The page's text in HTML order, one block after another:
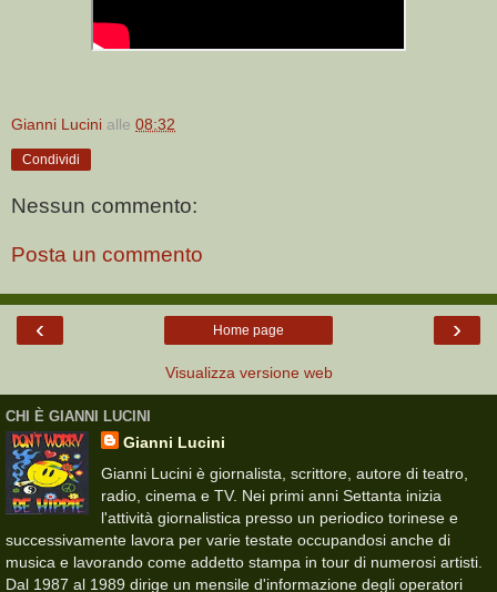
Gianni Lucini alle 08:32
Condividi
Nessun commento:
Posta un commento
‹ ›
Home page
Visualizza versione web
CHI È GIANNI LUCINI
Gianni Lucini
Gianni Lucini è giornalista, scrittore, autore di teatro,
radio, cinema e TV. Nei primi anni Settanta inizia
l'attività giornalistica presso un periodico torinese e
successivamente lavora per varie testate occupandosi anche di
musica e lavorando come addetto stampa in tour di numerosi artisti.
Dal 1987 al 1989 dirige un mensile d'informazione degli operatori